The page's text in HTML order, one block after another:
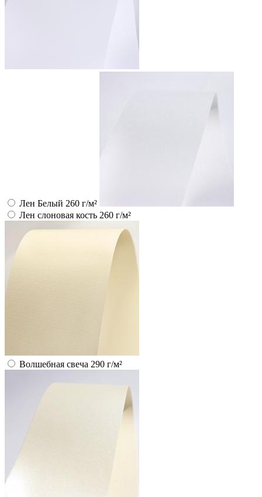
Лен Белый 260 г/м²
Лен слоновая кость 260 г/м²
Волшебная свеча 290 г/м²